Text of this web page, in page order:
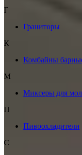
Г
Граниторы
К
Комбайны
М
Миксеры для
П
Пивоохладители
С